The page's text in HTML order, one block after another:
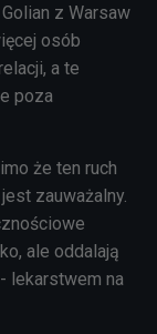
z Warsaw
osób
a te
poza
że ten ruch
zauważalny.
ale oddalają
lekarstwem na